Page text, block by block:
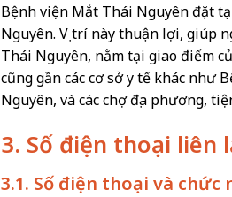
Bệnh viện Mắt Thái Nguyên đặt
Nguyên. Vị trí này thuận lợi, giúp
Thái Nguyên, nằm tại giao điểm
cũng gần các cơ sở y tế khác như
Nguyên, và các chợ địa phương,
3. Số điện thoại liên
3.1. Số điện thoại và